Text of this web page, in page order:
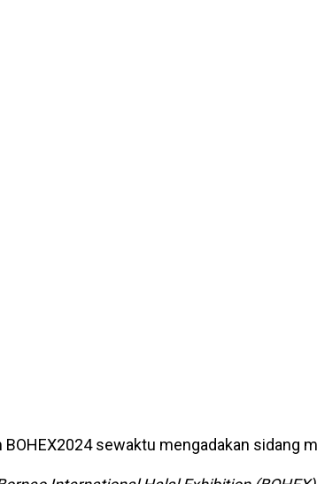
sewaktu mengadakan sidang